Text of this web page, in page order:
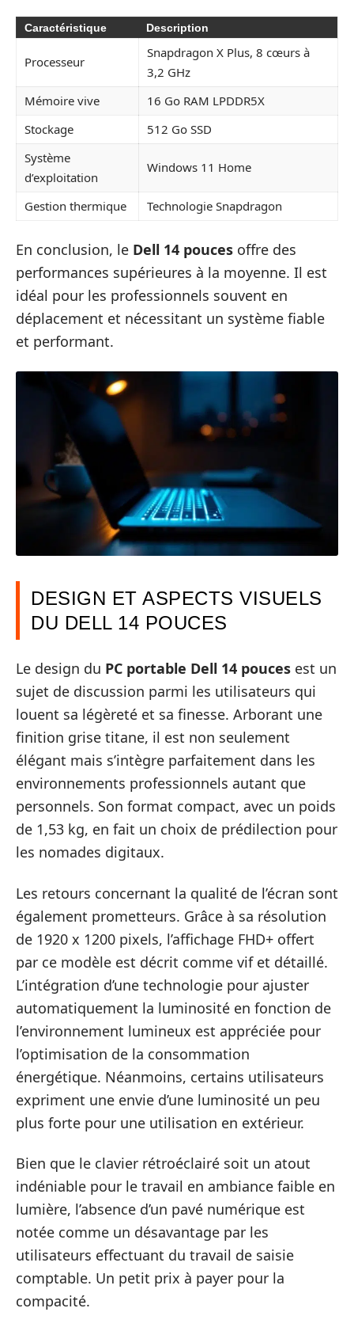
Caractéristique Description
Processeur
Snapdragon X Plus, 8 cœurs à
3,2 GHz
Mémoire vive
16 Go RAM LPDDR5X
Stockage
512 Go SSD
Système
d’exploitation
Windows 11 Home
Gestion thermique Technologie Snapdragon
En conclusion, le Dell 14 pouces offre des
performances supérieures à la moyenne. Il est
idéal pour les professionnels souvent en
déplacement et nécessitant un système fiable
et performant.
DESIGN ET ASPECTS VISUELS
DU DELL 14 POUCES
Le design du PC portable Dell 14 pouces est un
sujet de discussion parmi les utilisateurs qui
louent sa légèreté et sa finesse. Arborant une
finition grise titane, il est non seulement
élégant mais s’intègre parfaitement dans les
environnements professionnels autant que
personnels. Son format compact, avec un poids
de 1,53 kg, en fait un choix de prédilection pour
les nomades digitaux.
Les retours concernant la qualité de l’écran sont
également prometteurs. Grâce à sa résolution
de 1920 x 1200 pixels, l’affichage FHD+ offert
par ce modèle est décrit comme vif et détaillé.
L’intégration d’une technologie pour ajuster
automatiquement la luminosité en fonction de
l’environnement lumineux est appréciée pour
l’optimisation de la consommation
énergétique. Néanmoins, certains utilisateurs
expriment une envie d’une luminosité un peu
plus forte pour une utilisation en extérieur.
Bien que le clavier rétroéclairé soit un atout
indéniable pour le travail en ambiance faible en
lumière, l’absence d’un pavé numérique est
notée comme un désavantage par les
utilisateurs effectuant du travail de saisie
comptable. Un petit prix à payer pour la
compacité.